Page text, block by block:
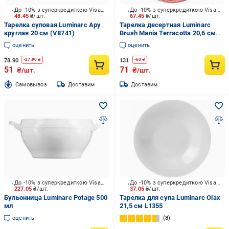
48.45₴/шт.
До -10% з суперкредиткою Visa Вигода
Тарелка суповая Luminarc Apy
круглая 20 см (V8741)
оценить
78.90 -27.90 ₴
51 ₴/шт.
Cамовывоз Доставим
67.45₴/шт.
До -10% з суперкредиткою Visa Вигода
Тарелка десертная Luminarc
Brush Mania Terracotta 20,6 см
V5419
оценить
131 -60 ₴
71 ₴/шт.
Доставим
227.05₴/шт.
До -10% з суперкредиткою Visa Вигода
Бульонница Luminarc Potage 500
мл
оценить
37.05₴/шт.
До -10% з суперкредиткою Visa Вигода
Тарелка для супа Luminarc Olax
21,5 см L1355
8